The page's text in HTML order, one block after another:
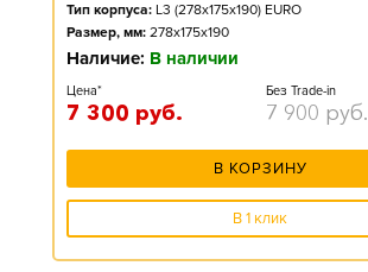
Тип корпуса: L3 (278x175x190) EURO
Размер, мм: 278x175x190
Наличие: В наличии
Цена*
7 300 руб.
Без Trade-in
7 900 руб.
В КОРЗИНУ
В 1 клик